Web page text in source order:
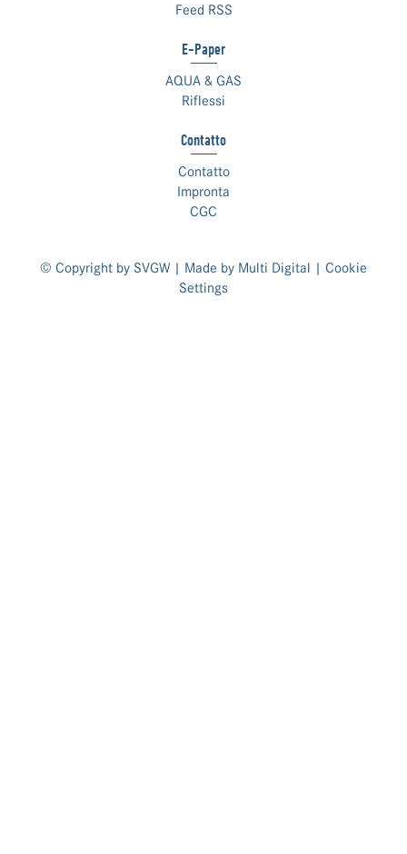
Feed RSS
E-Paper
AQUA & GAS
Riflessi
Contatto
Contatto
Impronta
CGC
© Copyright by SVGW | Made by Multi Digital | Cookie
Settings